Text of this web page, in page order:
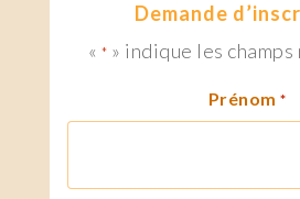
Demande
«* » indique les
Prénom *